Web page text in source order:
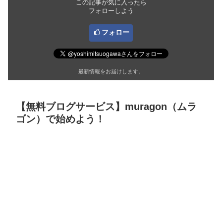
この記事が気に入ったら
フォローしよう
フォロー
最新情報をお届けします。
【無料ブログサービス】muragon（ムラ
ゴン）で始めよう！